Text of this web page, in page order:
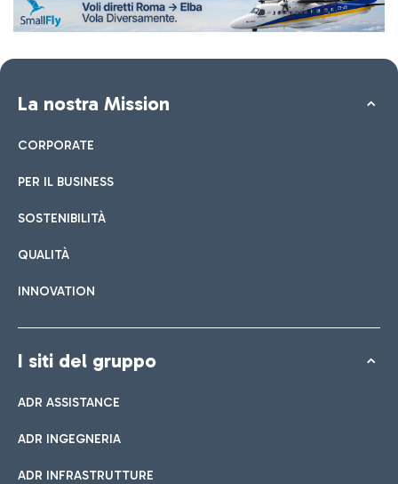
La nostra Mission
CORPORATE
PER IL BUSINESS
SOSTENIBILITÀ
QUALITÀ
INNOVATION
I siti del gruppo
ADR ASSISTANCE
ADR INGEGNERIA
ADR INFRASTRUTTURE